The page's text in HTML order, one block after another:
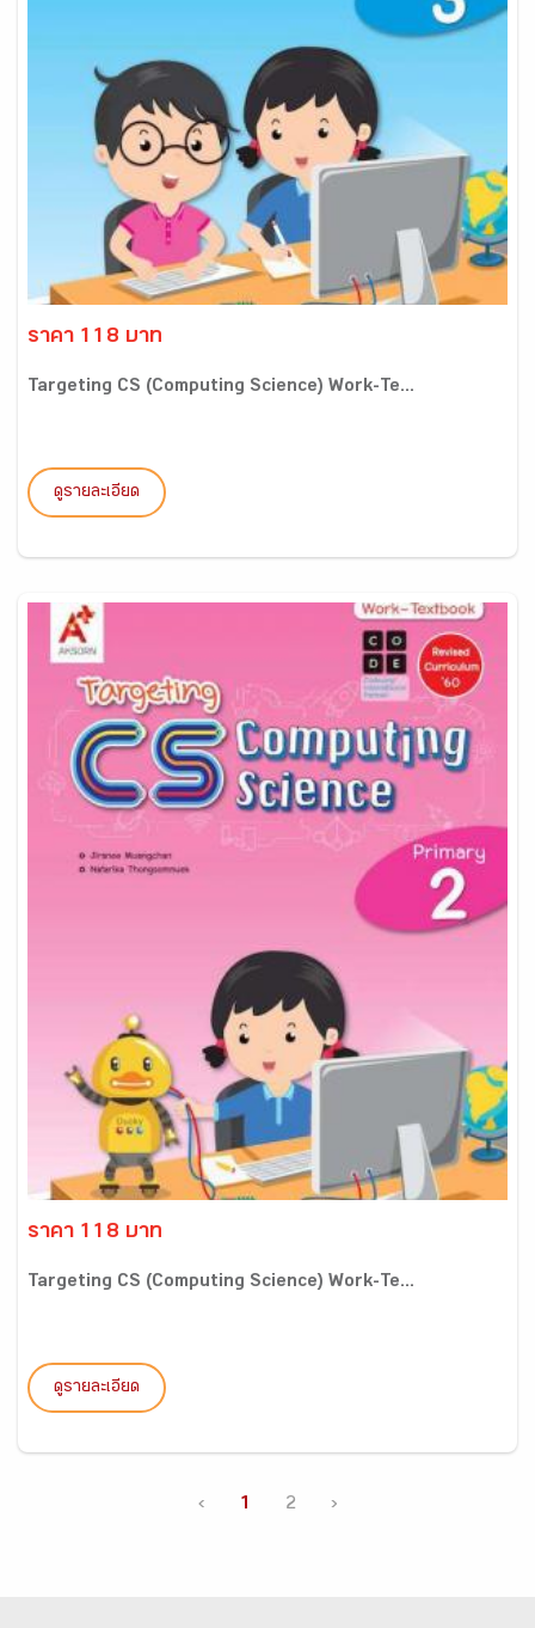
ราคา 118 บาท
Targeting CS (Computing Science) Work-Te...
ดูรายละเอียด
ราคา 118 บาท
Targeting CS (Computing Science) Work-Te...
ดูรายละเอียด
‹ 1 2 ›